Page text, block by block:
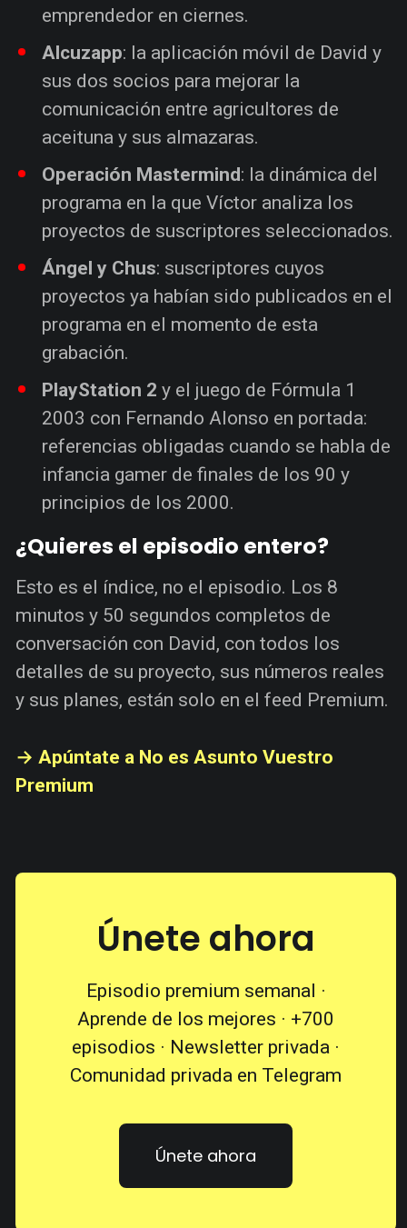
emprendedor en ciernes.
Alcuzapp: la aplicación móvil de David y
sus dos socios para mejorar la
comunicación entre agricultores de
aceituna y sus almazaras.
Operación Mastermind: la dinámica del
programa en la que Víctor analiza los
proyectos de suscriptores seleccionados.
Ángel y Chus: suscriptores cuyos
proyectos ya habían sido publicados en el
programa en el momento de esta
grabación.
PlayStation 2 y el juego de Fórmula 1
2003 con Fernando Alonso en portada:
referencias obligadas cuando se habla de
infancia gamer de finales de los 90 y
principios de los 2000.
¿Quieres el episodio entero?
Esto es el índice, no el episodio. Los 8
minutos y 50 segundos completos de
conversación con David, con todos los
detalles de su proyecto, sus números reales
y sus planes, están solo en el feed Premium.
→ Apúntate a No es Asunto Vuestro
Premium
Únete ahora
Episodio premium semanal ·
Aprende de los mejores · +700
episodios · Newsletter privada ·
Comunidad privada en Telegram
Únete ahora